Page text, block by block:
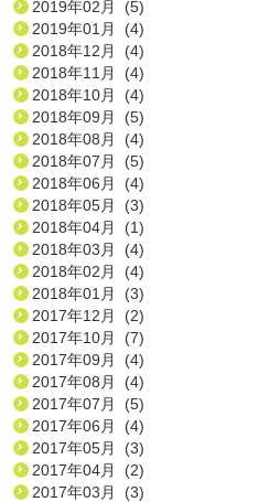
2019年02月 (5)
2019年01月 (4)
2018年12月 (4)
2018年11月 (4)
2018年10月 (4)
2018年09月 (5)
2018年08月 (4)
2018年07月 (5)
2018年06月 (4)
2018年05月 (3)
2018年04月 (1)
2018年03月 (4)
2018年02月 (4)
2018年01月 (3)
2017年12月 (2)
2017年10月 (7)
2017年09月 (4)
2017年08月 (4)
2017年07月 (5)
2017年06月 (4)
2017年05月 (3)
2017年04月 (2)
2017年03月 (3)